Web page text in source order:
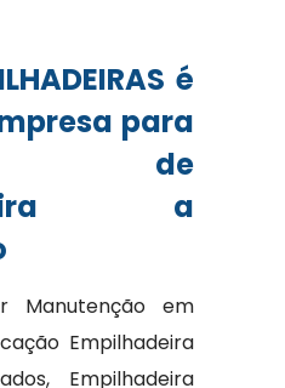
é
para
de
a
Manutenção em
Empilhadeira
Empilhadeira